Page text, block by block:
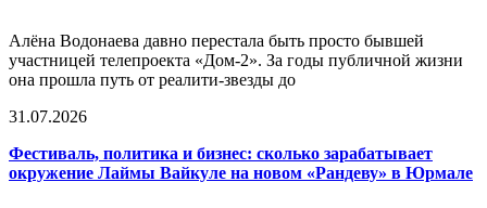
Алёна Водонаева давно перестала быть просто бывшей
участницей телепроекта «Дом-2». За годы публичной жизни
она прошла путь от реалити-звезды до
31.07.2026
Фестиваль, политика и бизнес: сколько зарабатывает
окружение Лаймы Вайкуле на новом «Рандеву» в Юрмале